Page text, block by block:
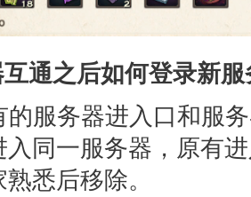
通之后如何登录新
的服务器进入口和服
入同一服务器，原有
悉后移除。